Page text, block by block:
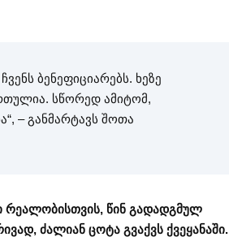
ბენეფიციარებს. ხეზე
სწორედ ამიტომ,
– განმარტავს შოთა
რეალობისთვის, წინ გადადგმულ
ძალიან ცოტა გვაქვს ქვეყანაში.